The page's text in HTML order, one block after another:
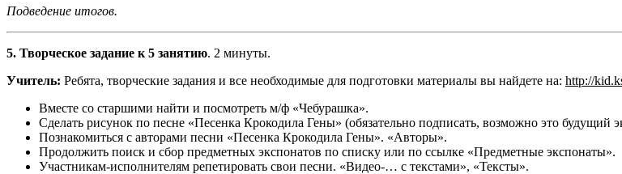
Подведение итогов.
5. Творческое задание к 5 занятию. 2 минуты.
Учитель: Ребята, творческие задания и все необходимые для подготовки материалы вы найдете на: http://
Вместе со старшими найти и посмотреть м/ф «Чебурашка».
Сделать рисунок по песне «Песенка Крокодила Гены» (обязательно подписать, возможно это будущий
Познакомиться с авторами песни «Песенка Крокодила Гены». «Авторы».
Продолжить поиск и сбор предметных экспонатов по списку или по ссылке «Предметные
Участникам-исполнителям репетировать свои песни. «Видео-… с текстами», «Тексты».